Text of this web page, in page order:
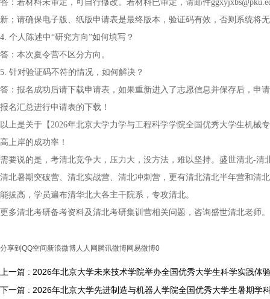
答：若材料未审定，可自行修改。若材料已审定，请邮件
新；请确保电子版、纸版申请表是最终版本，验证码有效，否则系统将
4. 个人陈述中“研究方向”如何填写？
答：本次夏令营不区分方向。
5. 针对验证码不符的情况，如何解决？
答：报名成功后请下载申请表，如果重新进入了志愿信息并保存后，申
报名汇总进行申请表的下载！
以上是关于【2026年北京大学力学与工程科学学院全国优秀大学生机
高上岸的成功率！
需要说的是，考清北竞争大，压力大，没方法，难以坚持。盛世清北-
清北暑期突破营、清北实战营、清北冲刺营，更有清北清北半年营和清
能拔高，学员遍布清华北大各主干院系，专攻清北。
更多清北考研备考资料及清北考研集训营相关问题，咨询盛世清北老师。
分享到 QQ空间 新浪微博人人网 腾讯微博网易微博0
上一篇 : 2026年北京大学未来技术学院举办全国优秀大学生科学实践体
下一篇 : 2026年北京大学先进制造与机器人学院全国优秀大学生暑期学